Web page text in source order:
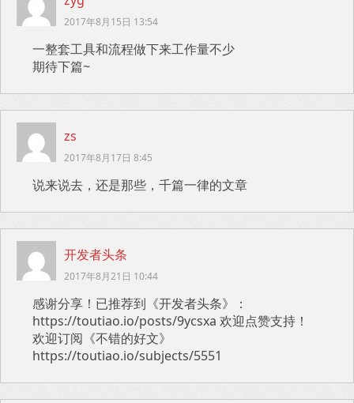
2017年8月15日 13:54
一整套工具和流程做下来工作量不少
期待下篇~
zs
2017年8月17日 8:45
说来说去，还是那些，千篇一律的文章
开发者头条
2017年8月21日 10:44
感谢分享！已推荐到《开发者头条》：
https://toutiao.io/posts/9ycsxa 欢迎点赞支持！
欢迎订阅《不错的好文》
https://toutiao.io/subjects/5551